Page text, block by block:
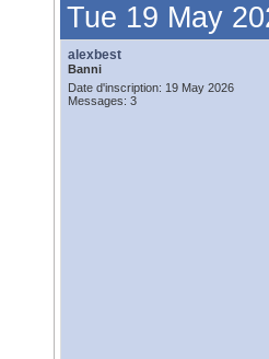
Tue 19 May
alexbest
Banni
Date d'inscription: 19 May 2026
Messages: 3